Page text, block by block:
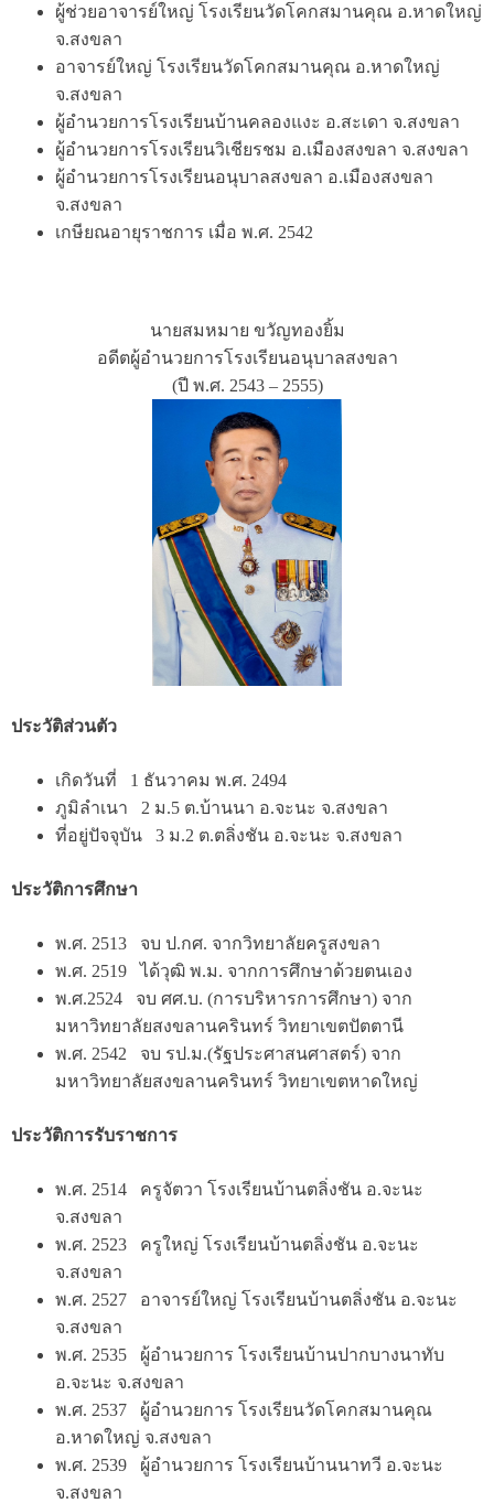
ผู้ช่วยอาจารย์ใหญ่ โรงเรียนวัดโคกสมานคุณ อ.หาดใหญ่
จ.สงขลา
อาจารย์ใหญ่ โรงเรียนวัดโคกสมานคุณ อ.หาดใหญ่
จ.สงขลา
ผู้อำนวยการโรงเรียนบ้านคลองแงะ อ.สะเดา จ.สงขลา
ผู้อำนวยการโรงเรียนวิเชียรชม อ.เมืองสงขลา จ.สงขลา
ผู้อำนวยการโรงเรียนอนุบาลสงขลา อ.เมืองสงขลา
จ.สงขลา
เกษียณอายุราชการ เมื่อ พ.ศ. 2542
นายสมหมาย ขวัญทองยิ้ม
อดีตผู้อำนวยการโรงเรียนอนุบาลสงขลา
(ปี พ.ศ. 2543 – 2555)
ประวัติส่วนตัว
เกิดวันที่ 1 ธันวาคม พ.ศ. 2494
ภูมิลำเนา 2 ม.5 ต.บ้านนา อ.จะนะ จ.สงขลา
ที่อยู่ปัจจุบัน 3 ม.2 ต.ตลิ่งชัน อ.จะนะ จ.สงขลา
ประวัติการศึกษา
พ.ศ. 2513 จบ ป.กศ. จากวิทยาลัยครูสงขลา
พ.ศ. 2519 ได้วุฒิ พ.ม. จากการศึกษาด้วยตนเอง
พ.ศ.2524 จบ ศศ.บ. (การบริหารการศึกษา) จาก
มหาวิทยาลัยสงขลานครินทร์ วิทยาเขตปัตตานี
พ.ศ. 2542 จบ รป.ม.(รัฐประศาสนศาสตร์) จาก
มหาวิทยาลัยสงขลานครินทร์ วิทยาเขตหาดใหญ่
ประวัติการรับราชการ
พ.ศ. 2514 ครูจัตวา โรงเรียนบ้านตลิ่งชัน อ.จะนะ
จ.สงขลา
พ.ศ. 2523 ครูใหญ่ โรงเรียนบ้านตลิ่งชัน อ.จะนะ
จ.สงขลา
พ.ศ. 2527 อาจารย์ใหญ่ โรงเรียนบ้านตลิ่งชัน อ.จะนะ
จ.สงขลา
พ.ศ. 2535 ผู้อำนวยการ โรงเรียนบ้านปากบางนาทับ
อ.จะนะ จ.สงขลา
พ.ศ. 2537 ผู้อำนวยการ โรงเรียนวัดโคกสมานคุณ
อ.หาดใหญ่ จ.สงขลา
พ.ศ. 2539 ผู้อำนวยการ โรงเรียนบ้านนาทวี อ.จะนะ
จ.สงขลา